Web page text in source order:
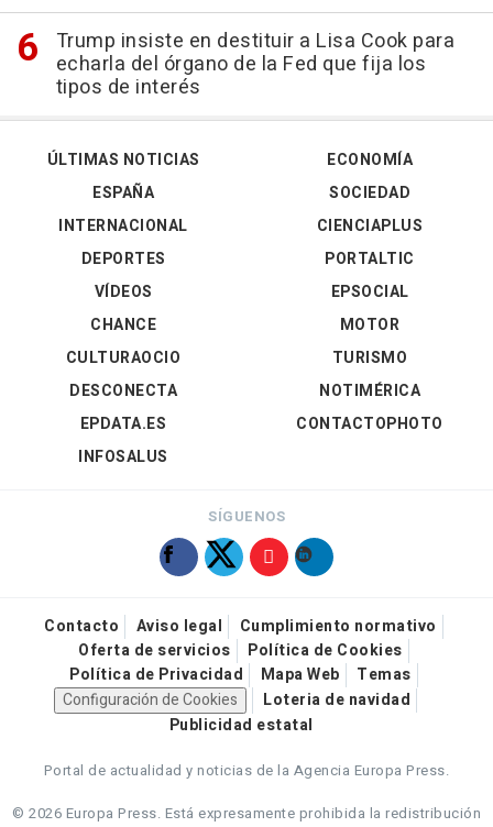
Trump insiste en destituir a Lisa Cook para
echarla del órgano de la Fed que fija los
tipos de interés
ÚLTIMAS NOTICIAS
ESPAÑA
INTERNACIONAL
DEPORTES
VÍDEOS
ECONOMÍA
SOCIEDAD
CIENCIAPLUS
PORTALTIC
EPSOCIAL
CHANCE
CULTURAOCIO
DESCONECTA
EPDATA.ES
INFOSALUS
MOTOR
TURISMO
NOTIMÉRICA
CONTACTOPHOTO
SÍGUENOS
Contacto Aviso legal
Cumplimiento normativo
Oferta de servicios
Política de Cookies
Política de Privacidad
Mapa Web
Temas
Configuración de Cookies
Loteria de navidad
Publicidad estatal
Portal de actualidad y noticias de la Agencia Europa Press.
© 2026 Europa Press. Está expresamente prohibida la redistribución